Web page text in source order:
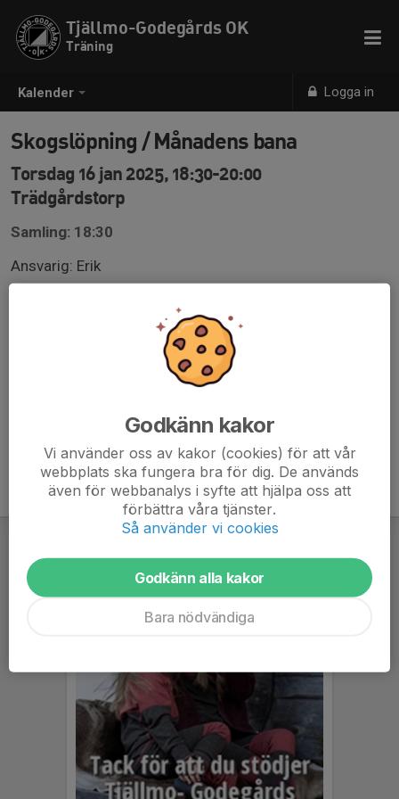
Kalender Logga in
Tjällmo-Godegårds OK
Träning
Skogslöpning / Månadens bana
Torsdag 16 jan 2025, 18:30-20:00
Trädgårdstorp
Samling: 18:30
Ansvarig: Erik
Godkänn kakor
Vi använder oss av kakor (cookies) för att vår
webbplats ska fungera bra för dig. De används
även för webbanalys i syfte att hjälpa oss att
förbättra våra tjänster.
Så använder vi cookies
Godkänn alla kakor
Bara nödvändiga